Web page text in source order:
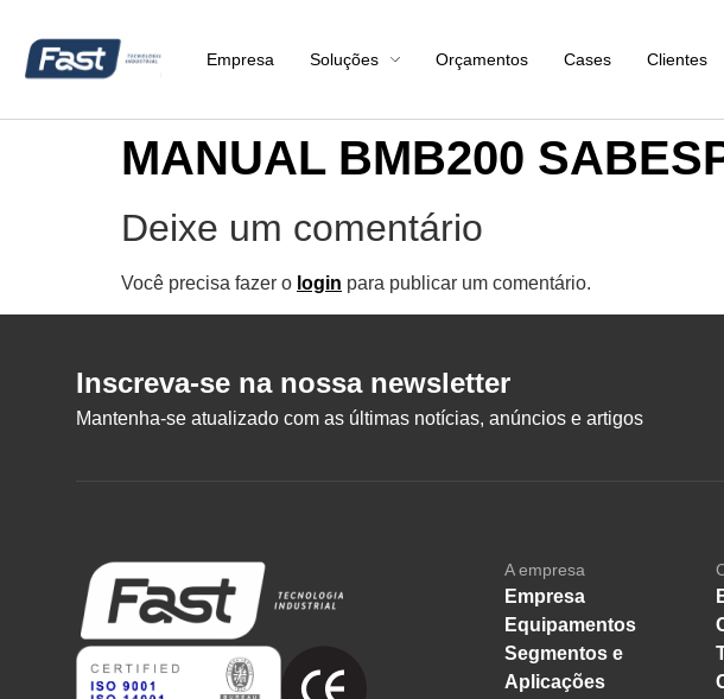
Empresa Soluções Orçamentos Cases Clientes
MANUAL BMB200
Deixe um comentário
Você precisa fazer o login para publicar um comentário.
Inscreva-se na nossa newsletter
Mantenha-se atualizado com as últimas notícias, anúncios e artigos
A empresa
Empresa
Equipamentos
Segmentos e
Aplicações